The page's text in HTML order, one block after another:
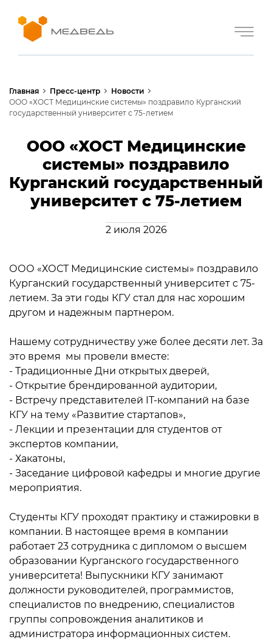
Главная Пресс-центр
Новости
ООО «ХОСТ Медицинские системы» поздравило Курганский
государственный университет с 75-летием
ООО «ХОСТ Медицинские
системы» поздравило
Курганский государственный
университет с 75-летием
2 июля 2026
ООО «ХОСТ Медицинские системы» поздравило
Курганский государственный университет с 75-
летием. За эти годы КГУ стал для нас хорошим
другом и надежным партнером.
Нашему сотрудничеству уже более десяти лет. За
это время мы провели вместе:
- Традиционные Дни открытых дверей,
- Открытие брендированной аудитории,
- Встречу представителей IT-компаний на базе
КГУ на тему «Развитие стартапов»,
- Лекции и презентации для студентов от
экспертов компании,
- Хакатоны,
- Заседание цифровой кафедры и многие другие
мероприятия.
Студенты КГУ проходят практику и стажировки в
компании. В настоящее время в компании
работает 23 сотрудника с дипломом о высшем
образовании Курганского государственного
университета! Выпускники КГУ занимают
должности руководителей, программистов,
специалистов по внедрению, специалистов
группы сопровождения аналитиков и
администратора информационных систем.